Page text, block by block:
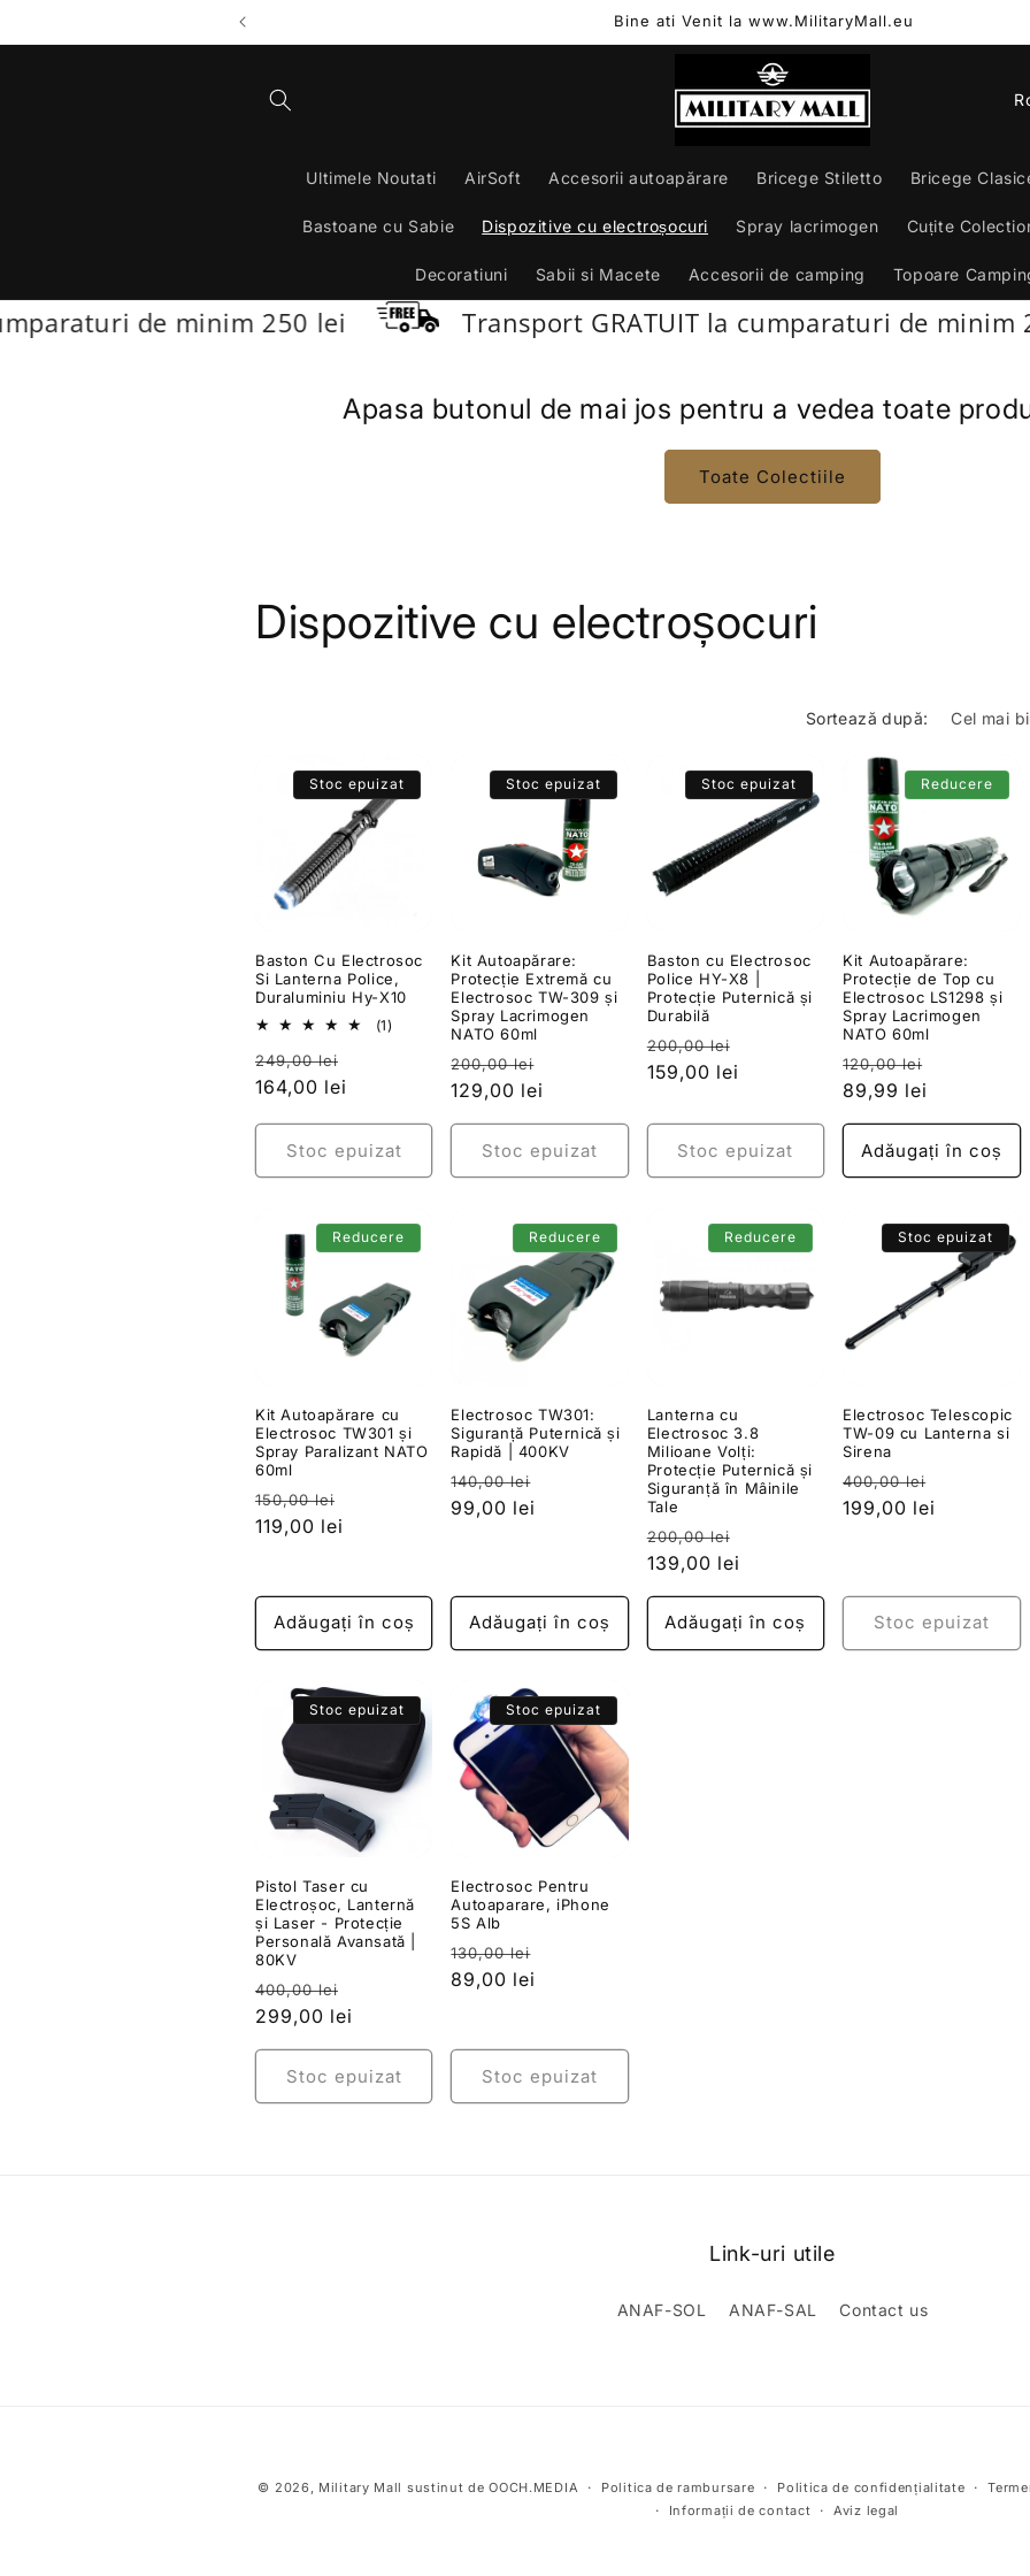
Bine ati Venit la www.MilitaryMall.eu
Ultimele Noutati AirSoft Accesorii autoapărare Bricege Stiletto Bricege
Bastoane cu Sabie Dispozitive cu electroșocuri Spray lacrimogen Cuțite
Decoratiuni Sabii si Macete Accesorii de camping Topoare
m
ă
de minim 250 lei Transport GRATUIT la cumparaturi de minim
Apasa butonul de mai jos pentru a vedea toate
Toate Colectiile
C
i
e
:
Dispozitive cu electroșocuri
Sortează după:
Stoc epuizat
Baston Cu Electrosoc
Si Lanterna Police,
Duraluminiu Hy-X10
(1)
recenzii
Preț
obișnuit
249,00 lei
164,00 lei
Stoc epuizat
Stoc epuizat
Kit Autoapărare:
Protecție Extremă cu
Electrosoc TW-309 și
Spray Lacrimogen
NATO 60ml
Preț
obișnuit
200,00 lei
129,00 lei
Stoc epuizat
Stoc epuizat
Baston cu Electrosoc
Police HY-X8 |
Protecție Puternică și
Durabilă
Preț
obișnuit
200,00 lei
159,00 lei
Stoc epuizat
Reducere
Kit Autoapărare:
Protecție de Top cu
Electrosoc LS1298 și
Spray Lacrimogen
NATO 60ml
Preț
obișnuit
120,00 lei
89,99 lei
Adăugați în coș
Reducere
Kit Autoapărare cu
Electrosoc TW301 și
Spray Paralizant NATO
60ml
Preț
obișnuit
150,00 lei
119,00 lei
Adăugați în coș
Reducere
Electrosoc TW301:
Siguranță Puternică și
Rapidă | 400KV
Preț
obișnuit
140,00 lei
99,00 lei
Adăugați în coș
Reducere
Lanterna cu
Electrosoc 3.8
Milioane Volți:
Protecție Puternică și
Siguranță în Mâinile
Tale
Preț
obișnuit
200,00 lei
139,00 lei
Adăugați în coș
Stoc epuizat
Electrosoc Telescopic
TW-09 cu Lanterna si
Sirena
Preț
obișnuit
400,00 lei
199,00 lei
Stoc epuizat
Stoc epuizat
Pistol Taser cu
Electroșoc, Lanternă
și Laser - Protecție
Personală Avansată |
80KV
Preț
obișnuit
400,00 lei
redus
299,00 lei
Stoc epuizat
Stoc epuizat
Electrosoc Pentru
Autoaparare, iPhone
5S Alb
Preț
obișnuit
130,00 lei
89,00 lei
Stoc epuizat
Link-uri utile
ANAF-SOL ANAF-SAL Contact us
de
© 2026, Military Mall sustinut de OOCH.MEDIA Politica de rambursare Politica de confidențialitate
Informații de contact
Aviz legal